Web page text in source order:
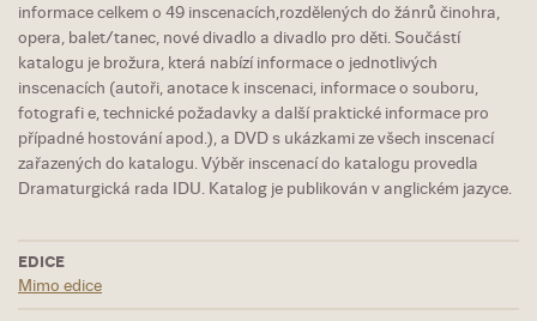
informace celkem o 49 inscenacích,rozdělených do žánrů činohra,
opera, balet/tanec, nové divadlo a divadlo pro děti. Součástí
katalogu je brožura, která nabízí informace o jednotlivých
inscenacích (autoři, anotace k inscenaci, informace o souboru,
fotografi e, technické požadavky a další praktické informace pro
případné hostování apod.), a DVD s ukázkami ze všech inscenací
zařazených do katalogu. Výběr inscenací do katalogu provedla
Dramaturgická rada IDU. Katalog je publikován v anglickém jazyce.
EDICE
Mimo edice